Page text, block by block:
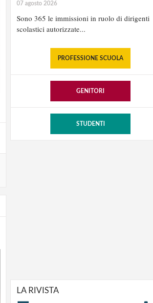
07 agosto 2026
Sono 365 le immissioni in ruolo di dirigenti
scolastici autorizzate...
PROFESSIONE SCUOLA
GENITORI
STUDENTI
LA RIVISTA